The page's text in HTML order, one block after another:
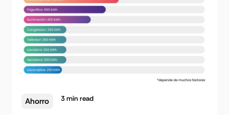
Ahorro 3min read